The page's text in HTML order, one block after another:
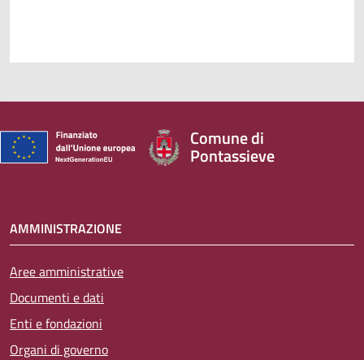
Comune di
Pontassieve
AMMINISTRAZIONE
Aree amministrative
Documenti e dati
Enti e fondazioni
Organi di governo